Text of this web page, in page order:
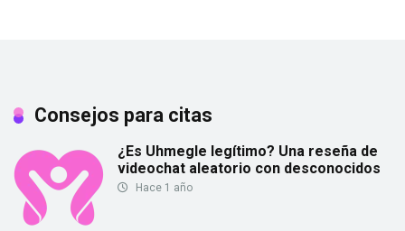
Consejos para citas
¿Es Uhmegle legítimo? Una reseña de
videochat aleatorio con desconocidos
Hace 1 año